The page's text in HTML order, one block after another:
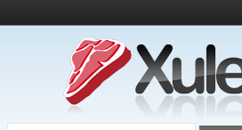
¿Qué es esto?
Directorio